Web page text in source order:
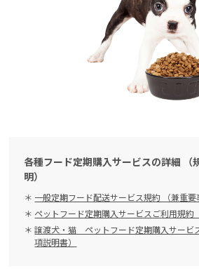
各種フード定期購入サービスの詳細 （
明）
一般定期フード配送サービス規約 （兼重要
ペットフード定期購入サービスご利用規約
譲渡犬・猫 ペットフード定期購入サービ
項説明書）